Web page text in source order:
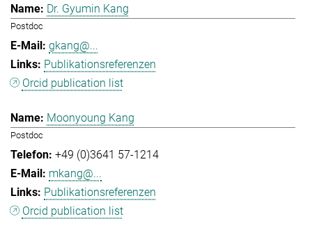
Dr. Gyumin Kang
Postdoc
gkang@...
Publikationsreferenzen
Orcid publication list
Moonyoung Kang
Postdoc
+49 (0)3641 57-1214
mkang@...
Publikationsreferenzen
Orcid publication list